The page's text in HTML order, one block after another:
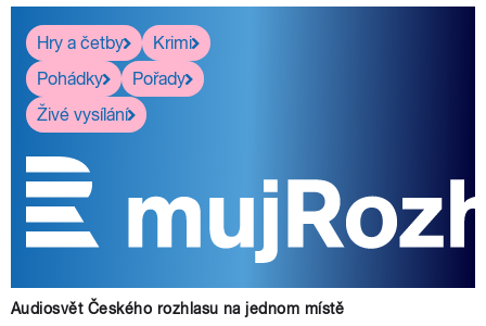
Hry a četby
Krimi
Pohádky
Pořady
Živé vysílání
Audiosvět Českého rozhlasu na jednom místě